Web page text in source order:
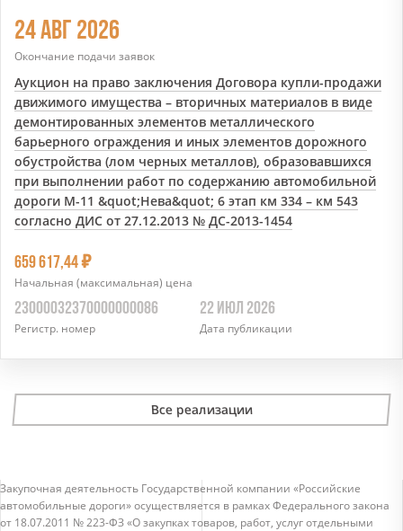
24 АВГ 2026
Окончание подачи заявок
Аукцион на право заключения Договора купли-продажи
движимого имущества – вторичных материалов в виде
демонтированных элементов металлического
барьерного ограждения и иных элементов дорожного
обустройства (лом черных металлов), образовавшихся
при выполнении работ по содержанию автомобильной
дороги М-11 &quot;Нева&quot; 6 этап км 334 – км 543
согласно ДИС от 27.12.2013 № ДС-2013-1454
659 617,447
Начальная (максимальная) цена
23000032370000000086
Регистр. номер
22 ИЮЛ 2026
Дата публикации
Все реализации
Закупочная деятельность Государственной компании «Российские
автомобильные дороги» осуществляется в рамках Федерального закона
от 18.07.2011 № 223-ФЗ «О закупках товаров, работ, услуг отдельными